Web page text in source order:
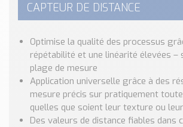
Nos Réalisations
Conseils et Actualités
Catalogue des essentiels pour les
brasseries
Contact & Devis
Devis, Tarifs, Renseignements
CAPTEUR DE DISTANCE
Optimise la qualité des processus
répétabilité et une linéarité élevées –
plage de mesure
Application universelle grâce à des
mesure précis sur pratiquement
quelles que soient leur texture ou
Des valeurs de distance fiables dans